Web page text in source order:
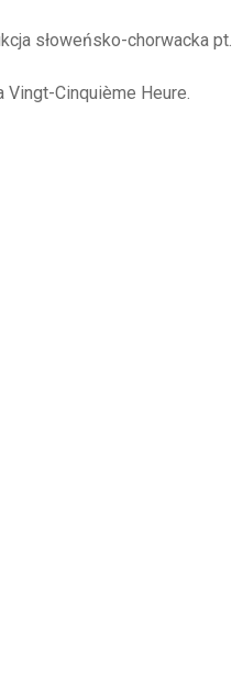
słoweńsko-chorwacka pt.
Vingt-Cinquième Heure.